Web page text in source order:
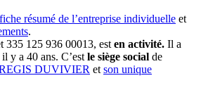
fiche résumé de l’entreprise individuelle et
.
335 125 936 00013, est en activité. Il a
il y a 40 ans. C’est le siège social de
DUVIVIER et son unique